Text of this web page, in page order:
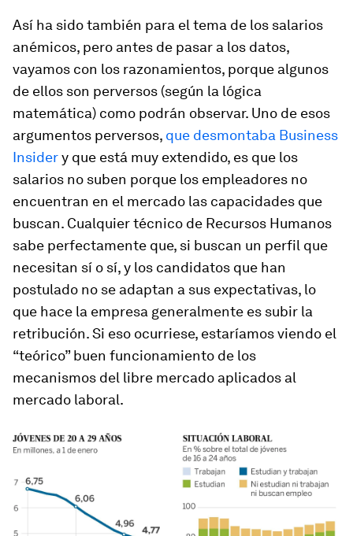
Así ha sido también para el tema de los salarios
anémicos, pero antes de pasar a los datos,
vayamos con los razonamientos, porque algunos
de ellos son perversos (según la lógica
matemática) como podrán observar. Uno de esos
argumentos perversos, que desmontaba Business
Insidery que está muy extendido, es que los
salarios no suben porque los empleadores no
encuentran en el mercado las capacidades que
buscan. Cualquier técnico de Recursos Humanos
sabe perfectamente que, si buscan un perfil que
necesitan sí o sí, y los candidatos que han
postulado no se adaptan a sus expectativas, lo
que hace la empresa generalmente es subir la
retribución. Si eso ocurriese, estaríamos viendo el
“teórico” buen funcionamiento de los
mecanismos del libre mercado aplicados al
mercado laboral.